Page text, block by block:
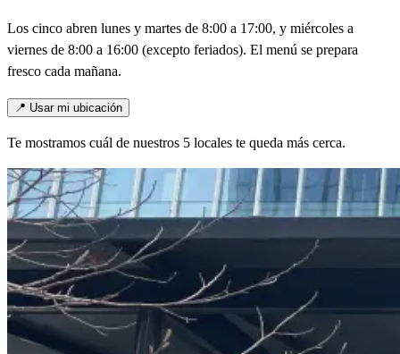
Los cinco abren lunes y martes de 8:00 a 17:00, y miércoles a
viernes de 8:00 a 16:00 (excepto feriados). El menú se prepara
fresco cada mañana.
📍 Usar mi ubicación
Te mostramos cuál de nuestros 5 locales te queda más cerca.